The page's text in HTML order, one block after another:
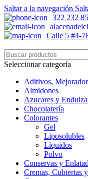
Saltar a la navegación
322 232
Calle 5 #4-
Seleccionar categoría
Aditivos,
Almidones
Azucares y
Chocolatería
Colorantes
Gel
Liposolubles
Líquidos
Polvo
Conservas y
Cremas, Cubiertas